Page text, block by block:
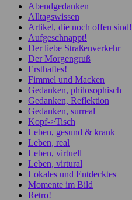
Abendgedanken
Alltagswissen
Artikel, die noch offen sind!
Aufgeschnappt!
Der liebe Straßenverkehr
Der Morgengruß
Ersthaftes!
Fimmel und Macken
Gedanken, philosophisch
Gedanken, Reflektion
Gedanken, surreal
Kopf->Tisch
Leben, gesund & krank
Leben, real
Leben, virtuell
Leben, virtural
Lokales und Entdecktes
Momente im Bild
Retro!